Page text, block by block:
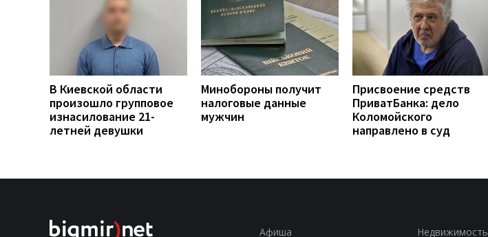
В Киевской области
произошло групповое
изнасилование 21-
летней девушки
Минобороны получит
налоговые данные
мужчин
Присвоение средств
ПриватБанка: дело
Коломойского
направлено в суд
Афиша Недвижимость